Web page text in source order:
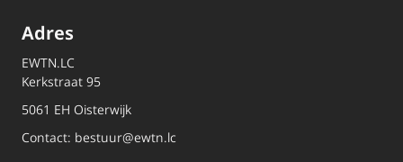
Adres
EWTN.LC
Kerkstraat 95
5061 EH Oisterwijk
Contact: bestuur@ewtn.lc